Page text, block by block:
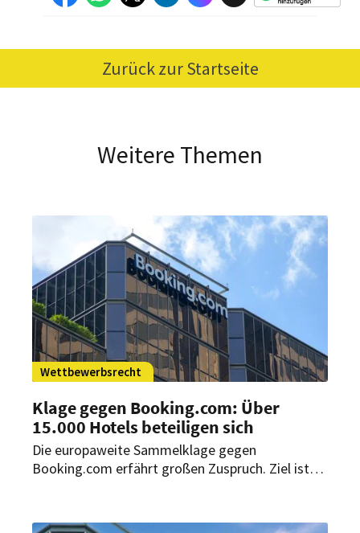
Zurück zur Startseite
Weitere Themen
Wettbewerbsrecht
Klage gegen Booking.com: Über
15.000 Hotels beteiligen sich
Die europaweite Sammelklage gegen
Booking.com erfährt großen Zuspruch. Ziel ist
nun weitergehen soll.